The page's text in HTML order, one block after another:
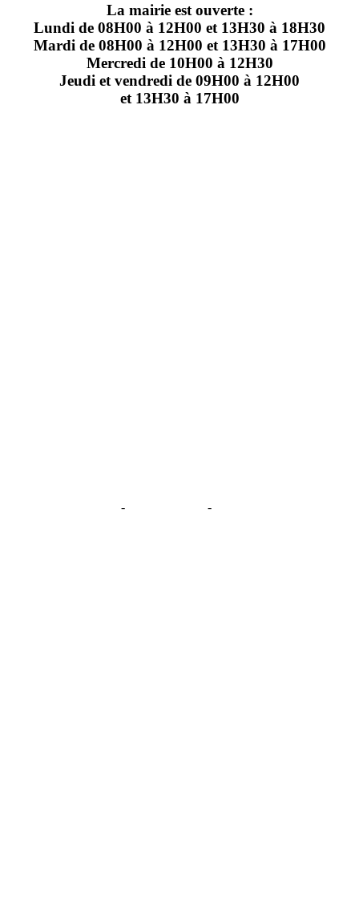
La mairie est ouverte :
Lundi de 08H00 à 12H00 et 13H30 à 18H30
Mardi de 08H00 à 12H00 et 13H30 à 17H00
Mercredi de 10H00 à 12H30
Jeudi et vendredi de 09H00 à 12H00
et 13H30 à 17H00
- -